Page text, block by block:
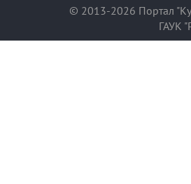
© 2013-2026 Портал
ГАУК